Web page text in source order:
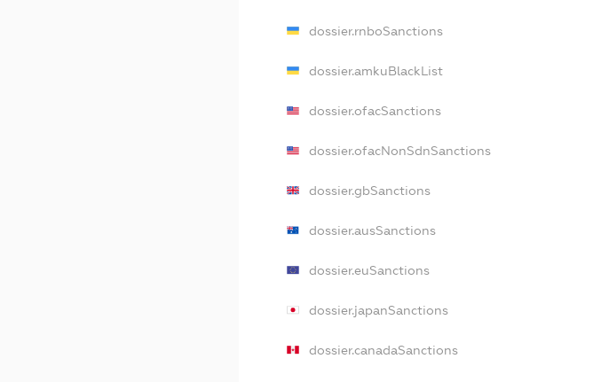
dossier.rnboSanctions
dossier.amkuBlackList
dossier.ofacSanctions
dossier.ofacNonSdnSanctions
dossier.gbSanctions
dossier.ausSanctions
dossier.euSanctions
dossier.japanSanctions
dossier.canadaSanctions